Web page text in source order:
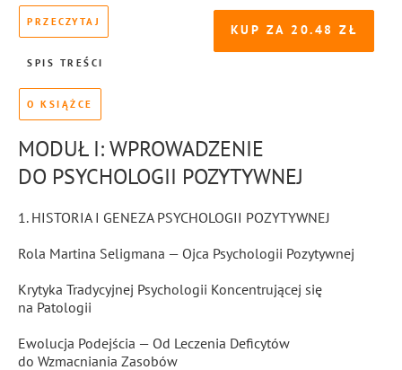
KUP ZA 20.48
PRZECZYTAJ
SPIS TREŚCI
O KSIĄŻCE
MODUŁ I: WPROWADZENIE
DO PSYCHOLOGII POZYTYWNEJ
1. HISTORIA I GENEZA PSYCHOLOGII POZYTYWNEJ
Rola Martina Seligmana — Ojca Psychologii Pozytywnej
Krytyka Tradycyjnej Psychologii Koncentrującej się
na Patologii
Ewolucja Podejścia — Od Leczenia Deficytów
do Wzmacniania Zasobów